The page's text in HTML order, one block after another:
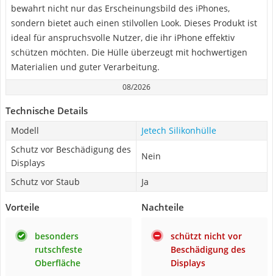
bewahrt nicht nur das Erscheinungsbild des iPhones,
sondern bietet auch einen stilvollen Look. Dieses Produkt ist
ideal für anspruchsvolle Nutzer, die ihr iPhone effektiv
schützen möchten. Die Hülle überzeugt mit hochwertigen
Materialien und guter Verarbeitung.
08/2026
Technische Details
Modell
Jetech Silikonhülle
Schutz vor Beschädigung des
Displays
Nein
Schutz vor Staub Ja
Vorteile
besonders
rutschfeste
Oberfläche
Nachteile
schützt nicht vor
Beschädigung des
Displays